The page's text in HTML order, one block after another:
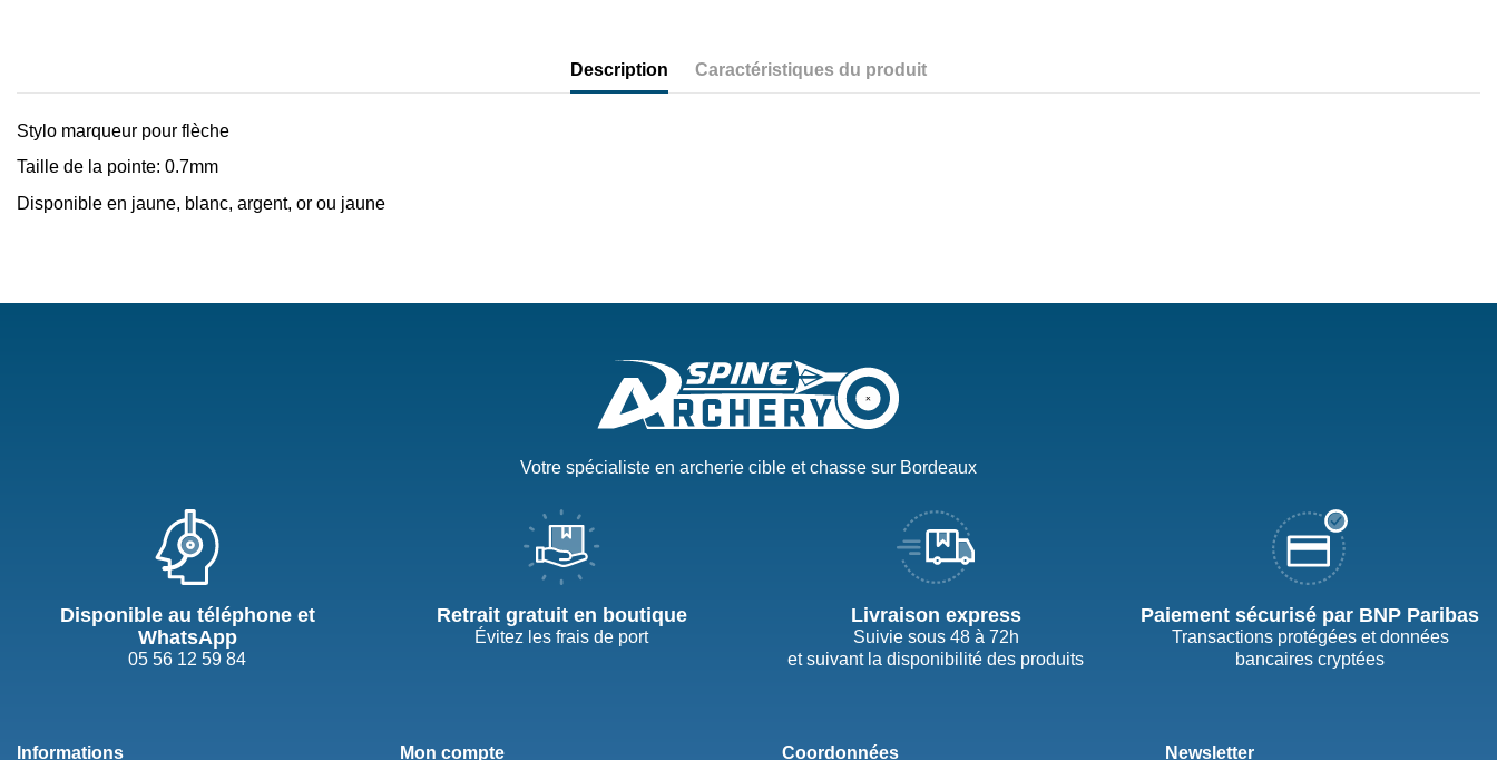
Description Caractéristiques du produit
Stylo marqueur pour flèche
Taille de la pointe: 0.7mm
Disponible en jaune, blanc, argent, or ou jaune
Votre spécialiste en archerie cible et chasse sur Bordeaux
Disponible au téléphone et
WhatsApp
05 56 12 59 84
Retrait gratuit en boutique
Évitez les frais de port
Livraison express
Suivie sous 48 à 72h
et suivant la disponibilité des produits
Paiement sécurisé par BNP Paribas
Transactions protégées et données
bancaires cryptées
Informations Mon compte Coordonnées Newsletter